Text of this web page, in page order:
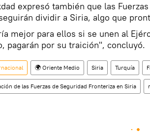
expresó también que las
dividir a Siria, algo que
mejor para ellos si se unen al
pagarán por su traición", concluyó.
🌍 Oriente Medio Siria Turquía
de las Fuerzas de Seguridad Fronteriza en Siria